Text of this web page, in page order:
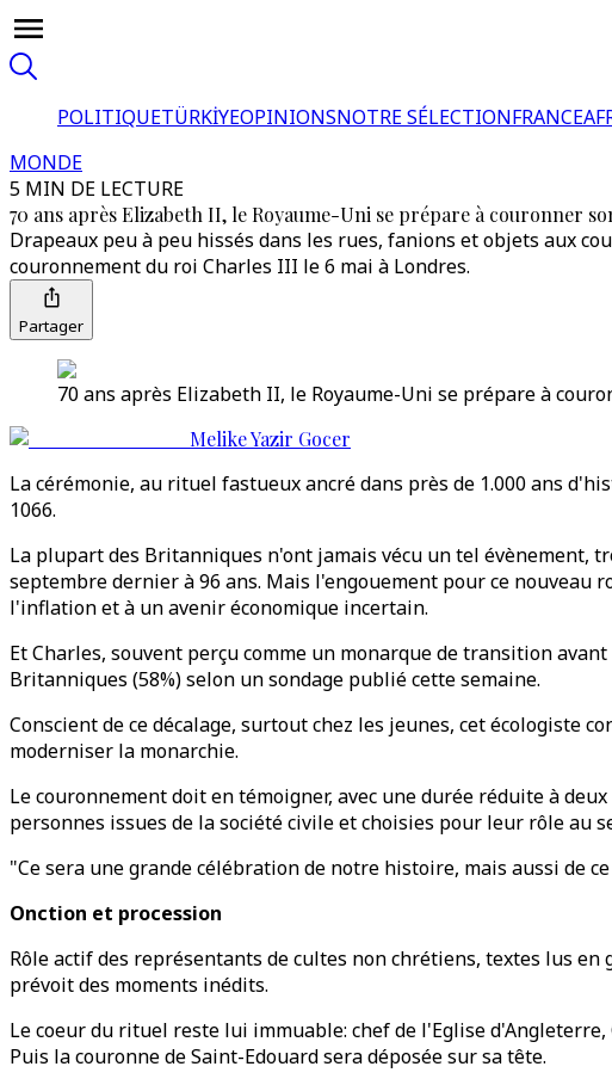
POLITIQUETÜRKİYEOPINIONSNOTRE SÉLECTIONFRANCE
MONDE
5 MIN DE LECTURE
70 ans après Elizabeth II, le Royaume-Uni se prépare à couronner
Drapeaux peu à peu hissés dans les rues, fanions et objets aux
couronnement du roi Charles III le 6 mai à Londres.
Partager
70 ans après Elizabeth II, le Royaume-Uni se prépare à
Melike Yazir Gocer
La cérémonie, au rituel fastueux ancré dans près de 1.000 ans
1066.
La plupart des Britanniques n'ont jamais vécu un tel évènement,
septembre dernier à 96 ans. Mais l'engouement pour ce nouveau
l'inflation et à un avenir économique incertain.
Et Charles, souvent perçu comme un monarque de transition
Britanniques (58%) selon un sondage publié cette semaine.
Conscient de ce décalage, surtout chez les jeunes, cet écologiste
moderniser la monarchie.
Le couronnement doit en témoigner, avec une durée réduite à
personnes issues de la société civile et choisies pour leur rôle au
"Ce sera une grande célébration de notre histoire, mais aussi de
Onction et procession
Rôle actif des représentants de cultes non chrétiens, textes lus
prévoit des moments inédits.
Le coeur du rituel reste lui immuable: chef de l'Eglise
Puis la couronne de Saint-Edouard sera déposée sur sa tête.